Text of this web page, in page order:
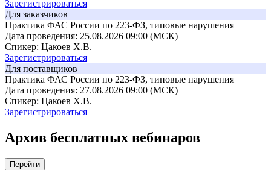
Зарегистрироваться
Для заказчиков
Практика ФАС России по 223-ФЗ, типовые нарушения
Дата проведения: 25.08.2026 09:00 (МСК)
Спикер: Цакоев Х.В.
Зарегистрироваться
Для поставщиков
Практика ФАС России по 223-ФЗ, типовые нарушения
Дата проведения: 27.08.2026 09:00 (МСК)
Спикер: Цакоев Х.В.
Зарегистрироваться
Архив бесплатных вебинаров
Перейти